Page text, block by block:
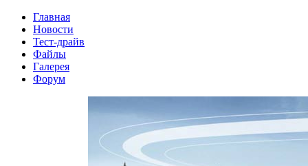
Главная
Новости
Тест-драйв
Файлы
Галерея
Форум